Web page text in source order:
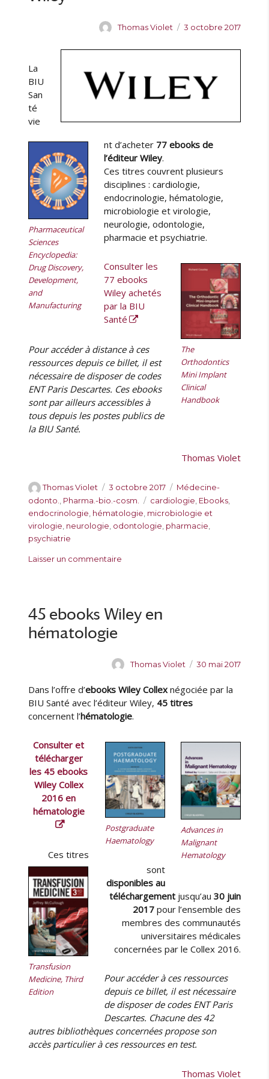
a
x
b
s
a
r
g
e
r
à
l
a
U
a
t
A
t
u
r
Thomas Violet
P
b
i
é
l
3 octobre 2017
Pharmaceutical
Sciences
Encyclopedia:
Drug Discovery,
Development,
and
Manufacturing
La
BIU
San
té
vie
nt d’acheter 77 ebooks de
l’éditeur Wiley.
Ces titres couvrent plusieurs
disciplines : cardiologie,
endocrinologie, hématologie,
microbiologie et virologie,
neurologie, odontologie,
pharmacie et psychiatrie.
The
Orthodontics
Mini Implant
Clinical
Handbook
Consulter les
77 ebooks
Wiley achetés
par la BIU
Santé
Pour accéder à distance à ces
ressources depuis ce billet, il est
nécessaire de disposer de codes
ENT Paris Descartes. Ces ebooks
sont par ailleurs accessibles à
tous depuis les postes publics de
la BIU Santé.
Thomas Violet
A
u
t
e
u
Thomas Violet
P
u
b
l
l
3 octobre 2017
C
a
t
é
Médecine-
odonto.
Pharma.-bio.-cosm.
É
t
i
s
cardiologie Ebooks
endocrinologie hématologie microbiologie et
virologie neurologie odontologie pharmacie
psychiatrie
Laisser un commentaire
7
n
v
e
a
e
o
k
s
W
i
45 ebooks Wiley en
hématologie
A
t
e
u
Thomas Violet
P
b
30 mai 2017
Dans l’offre d’ebooks Wiley Collexnégociée par la
BIU Santé avec l’éditeur Wiley, 45 titres
concernent l’hématologie.
Advances in
Malignant
Hematology
Postgraduate
Haematology
Consulter et
télécharger
les 45 ebooks
Wiley Collex
2016 en
hématologie
Transfusion
Medicine, Third
Edition
Ces titres
sont
disponibles au
téléchargementjusqu’au 30 juin
2017pour l’ensemble des
membres des communautés
universitaires médicales
concernées par le Collex 2016.
Pour accéder à ces ressources
depuis ce billet, il est nécessaire
de disposer de codes ENT Paris
Descartes. Chacune des 42
autres bibliothèques concernées propose son
accès particulier à ces ressources en test.
Thomas Violet